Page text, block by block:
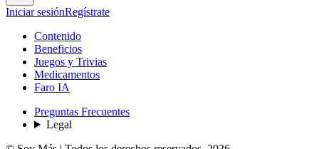
Iniciar sesiónRegístrate
Contenido
Beneficios
Juegos y Trivias
Medicamentos
Faro IA
Preguntas Frecuentes
Legal